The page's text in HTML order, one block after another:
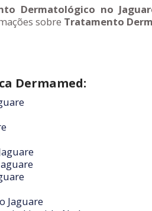
Dermatológico no
sobre Tratamento
Dermamed:
Jaguare